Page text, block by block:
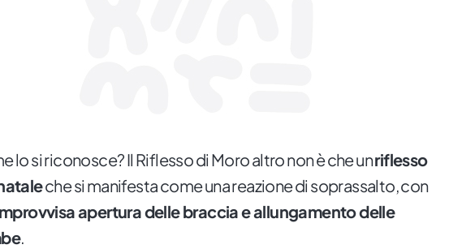
lo si riconosce? Il Riflesso di Moro altro non è che unriflesso
che si manifesta come una reazione di soprassalto, con
apertura delle braccia e allungamento delle
.